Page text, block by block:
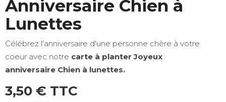
Anniversaire Chien à
Lunettes
Célébrez l'anniversaire d'une personne chère à votre
coeur avec notre carte à planter Joyeux
anniversaire Chien à lunettes.
3,50 € TTC